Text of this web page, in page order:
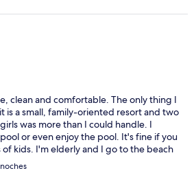
clean and comfortable. The only thing I
is a small, family-oriented resort and two
was more than I could handle. I
or even enjoy the pool. It's fine if you
kids. I'm elderly and I go to the beach
to the beach or my room for peace.